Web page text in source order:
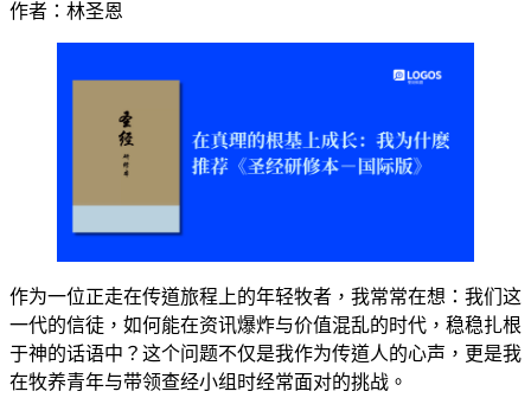
作者：林圣恩
作为一位正走在传道旅程上的年轻牧者，我常常在想：我们这
一代的信徒，如何能在资讯爆炸与价值混乱的时代，稳稳扎根
于神的话语中？这个问题不仅是我作为传道人的心声，更是我
在牧养青年与带领查经小组时经常面对的挑战。